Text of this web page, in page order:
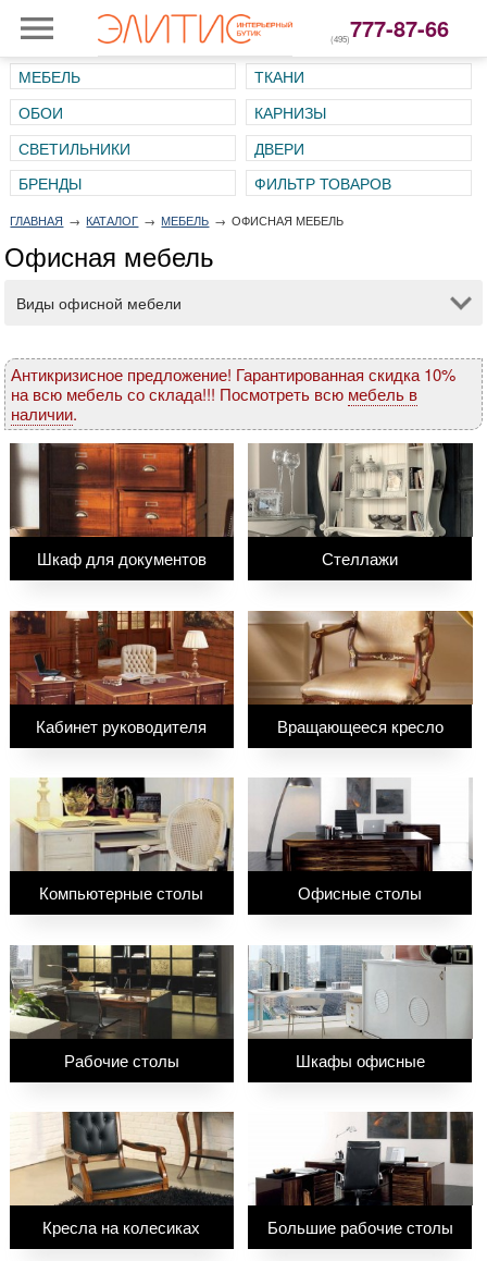
(495)777-87-66
МЕБЕЛЬ
ТКАНИ
ОБОИ
КАРНИЗЫ
СВЕТИЛЬНИКИ
ДВЕРИ
ГЛАВНАЯ → КАТАЛОГ → МЕБЕЛЬ → ОФИСНАЯ МЕБЕЛЬ
Офисная мебель
Виды офисной мебели
Антикризисное предложение! Гарантированная скидка 10%
на всю мебель со склада!!! Посмотреть всю мебель в
наличии.
Шкаф для документов Стеллажи
Кабинет руководителя Вращающееся кресло
Компьютерные столы Офисные столы
Рабочие столы Шкафы офисные
Кресла на колесиках Большие рабочие столы